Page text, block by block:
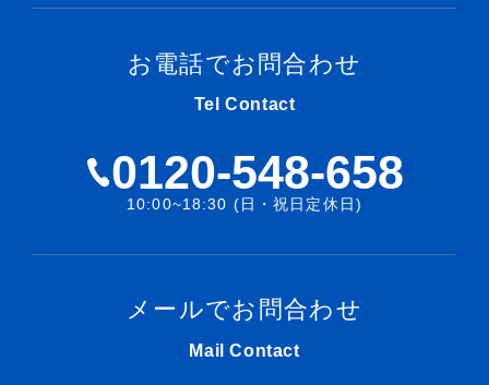
お電話でお問合わせ
Tel Contact
0120-548-658
10:00~18:30 (日・祝日定休日)
メールでお問合わせ
Mail Contact